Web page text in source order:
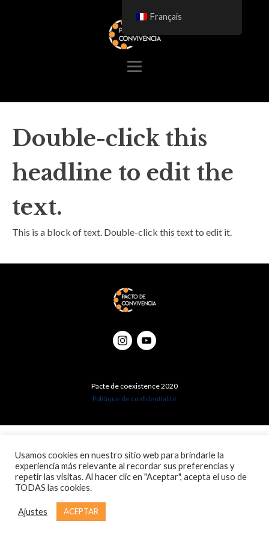
Double-click this
headline to edit the
text.
This is a block of text. Double-click this text to edit it.
Pacte de coexistence 2020
Politique de confidentialité
Usamos cookies en nuestro sitio web para brindarle la
experiencia más relevante al recordar sus preferencias y
repetir las visitas. Al hacer clic en "Aceptar", acepta el uso de
TODAS las cookies.
Ajustes ACEPTAR
Français